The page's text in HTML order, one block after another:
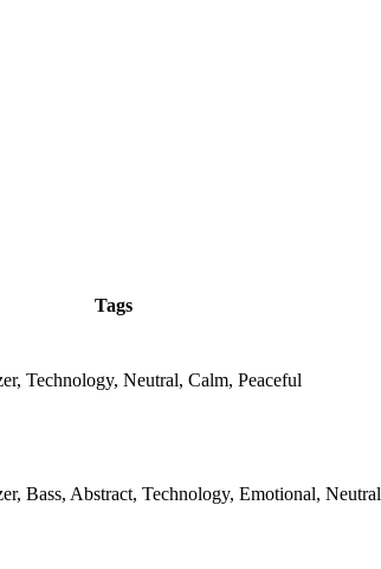
Tags
Technology, Neutral, Calm, Peaceful
Bass, Abstract, Technology, Emotional, Neutral